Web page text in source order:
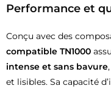
Performance et
Conçu avec des
compatible TN1000
intense et sans bavure
et lisibles. Sa capacité